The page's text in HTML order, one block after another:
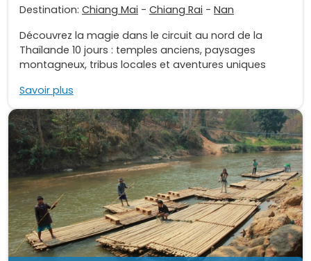
Destination: Chiang Mai - Chiang Rai - Nan
Découvrez la magie dans le circuit au nord de la
Thaïlande 10 jours : temples anciens, paysages
montagneux, tribus locales et aventures uniques
Savoir plus